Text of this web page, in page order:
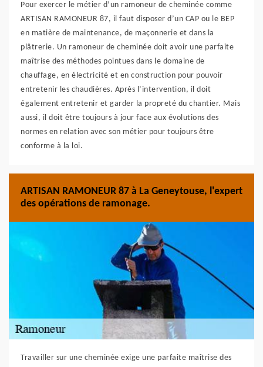
Pour exercer le métier d’un ramoneur de cheminée comme
ARTISAN RAMONEUR 87, il faut disposer d’un CAP ou le BEP
en matière de maintenance, de maçonnerie et dans la
plâtrerie. Un ramoneur de cheminée doit avoir une parfaite
maîtrise des méthodes pointues dans le domaine de
chauffage, en électricité et en construction pour pouvoir
entretenir les chaudières. Après l’intervention, il doit
également entretenir et garder la propreté du chantier. Mais
aussi, il doit être toujours à jour face aux évolutions des
normes en relation avec son métier pour toujours être
conforme à la loi.
ARTISAN RAMONEUR 87 à La Geneytouse, l'expert
des opérations de ramonage.
Travailler sur une cheminée exige une parfaite maîtrise des